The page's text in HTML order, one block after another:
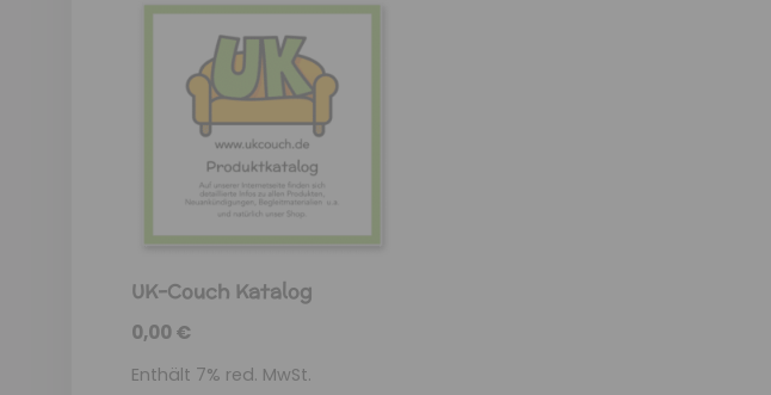
UK-Couch Katalog
0,00€
Enthält 7% red. MwSt.